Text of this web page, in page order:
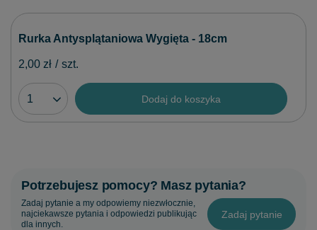
Rurka Antysplątaniowa Wygięta - 18cm
2,00 zł / szt.
Dodaj do koszyka
Potrzebujesz pomocy? Masz pytania?
Zadaj pytanie a my odpowiemy niezwłocznie,
najciekawsze pytania i odpowiedzi publikując
dla innych.
Zadaj pytanie